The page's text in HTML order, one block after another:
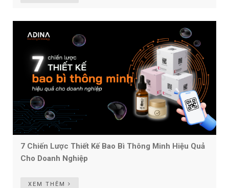
7 Chiến Lược Thiết Kế Bao Bì Thông Minh Hiệu Quả
Cho Doanh Nghiệp
XEM THÊM